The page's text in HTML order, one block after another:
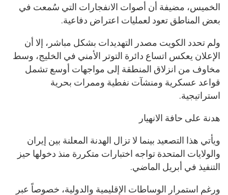
الخميس، مضيفة أن أصوات الانفجارات التي سُمعت في
بعض المناطق تعود لعمليات اعتراض دفاعية.
ولم تحدد الكويت مصدر التهديدات بشكل مباشر، إلا أن
الإعلان يعكس اتساع دائرة التوتر الأمني في الخليج، وسط
مخاوف من انزلاق المنطقة إلى مواجهات أوسع تشمل
قواعد عسكرية ومنشآت نفطية وممرات بحرية
استراتيجية.
هدنة على حافة الانهيار
ويأتي هذا التصعيد بينما لا تزال الهدنة المعلنة بين إيران
والولايات المتحدة تواجه اختبارات متكررة منذ دخولها حيز
التنفيذ في أبريل الماضي.
ورغم استمرار الوساطات الإقليمية والدولية، خصوصاً عبر